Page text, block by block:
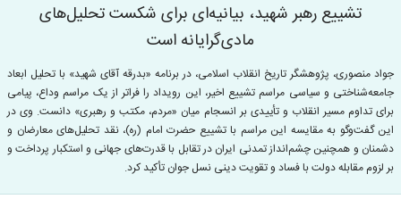
تشییع رهبر شهید، بیانیه‌ای برای شکست تحلیل‌های
مادی‌گرایانه است
جواد منصوری، پژوهشگر تاریخ انقلاب اسلامی، در برنامه «بدرقه آقای شهید» با تحلیل ابعاد
جامعه‌شناختی و سیاسی مراسم تشییع اخیر، این رویداد را فراتر از یک مراسم وداع، پیامی
برای تداوم مسیر انقلاب و تأییدی بر انسجام میان «مردم، مکتب و رهبری» دانست. وی در
این گفت‌وگو به مقایسه این مراسم با تشییع حضرت امام (ره)، نقد تحلیل‌های معارضان و
دشمنان و همچنین چشم‌انداز تمدنی ایران در تقابل با قدرت‌های جهانی و استکبار پرداخت و
بر لزوم مقابله دولت با فساد و تقویت دینی نسل جوان تأکید کرد.